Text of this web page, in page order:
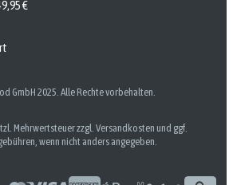
€
GmbH 2025. Alle Rechte vorbehalten.
Mehrwertsteuer zzgl. Versandkosten und ggf.
wenn nicht anders angegeben.